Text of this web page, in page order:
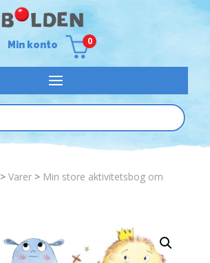
Min konto 0
>Varer > Min store aktivitetsbog om